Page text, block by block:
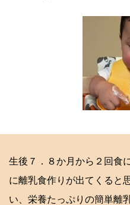
生後７．８か月から２回食
に離乳食作りが出てくると
い、栄養たっぷりの簡単離